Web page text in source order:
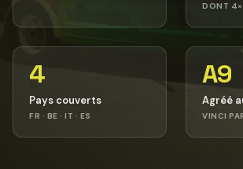
DONT
4
Pays couverts
FR · BE · IT · ES
A9
Agréé
VINCI